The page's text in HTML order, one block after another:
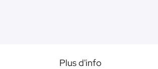
Plus d'info